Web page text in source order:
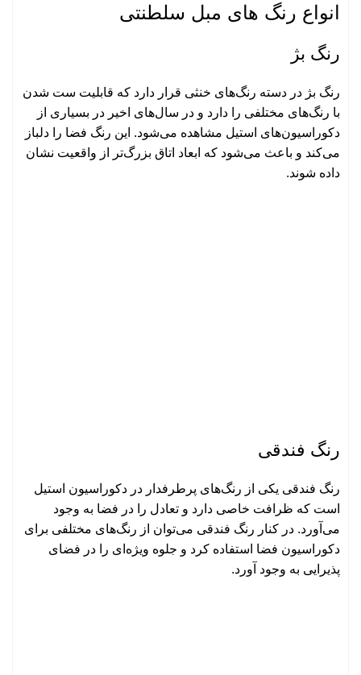
انواع رنگ های مبل سلطنتی
رنگ بژ
رنگ بژ در دسته رنگ‌های خنثی قرار دارد که قابلیت ست شدن
با رنگ‌های مختلفی را دارد و در سال‌های اخیر در بسیاری از
دکوراسیون‌های استیل مشاهده می‌شود. این رنگ فضا را دلباز
می‌کند و باعث می‌شود که ابعاد اتاق بزرگ‌تر از واقعیت نشان
داده شوند.
رنگ فندقی
رنگ فندقی یکی از رنگ‌های پرطرفدار در دکوراسیون استیل
است که ظرافت خاصی دارد و تعادل را در فضا به وجود
می‌آورد. در کنار رنگ فندقی می‌توان از رنگ‌های مختلفی برای
دکوراسیون فضا استفاده کرد و جلوه ویژه‌ای را در فضای
پذیرایی به وجود آورد.